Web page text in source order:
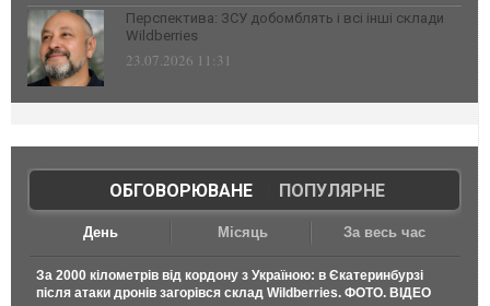
Перспектива: ЗСУ добомблять і всі інші склади
Wildberries
23.07.2026 11:31
ОБГОВОРЮВАНЕ| ПОПУЛЯРНЕ
День Місяць За весь час
За 2000 кілометрів від кордону з Україною: в Єкатеринбурзі
після атаки дронів загорівся склад Wildberries. ФОТО. ВІДЕО